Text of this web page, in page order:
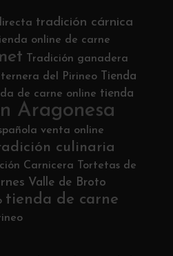
tradición cárnica
online de carne
Tradición ganadera
ternera del Pirineo
Tienda
de carne online tienda
Aragonesa
venta online
culinaria
Carnicera
Tortetas de
Valle de Broto
tienda de carne